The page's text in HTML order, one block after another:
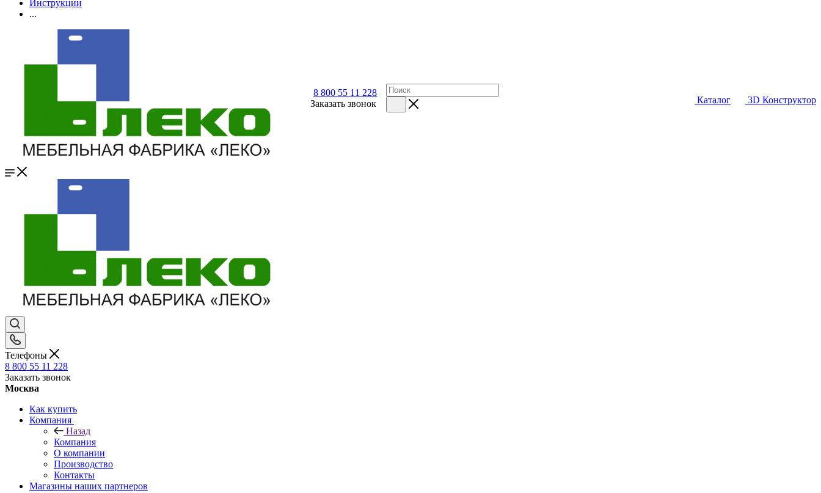
Инструкции
...
8 800 55 11 228
Заказать звонок
Каталог 3D Конструктор
Телефоны
8 800 55 11 228
Заказать звонок
Москва
Как купить
Компания
Назад
Компания
О компании
Производство
Контакты
Магазины наших партнеров